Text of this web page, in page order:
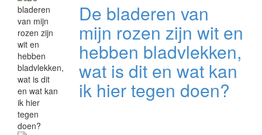
De bladeren van
mijn rozen zijn wit en
hebben bladvlekken,
wat is dit en wat kan
ik hier tegen doen?